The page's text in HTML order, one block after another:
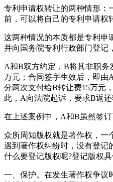
专利申请权转让的两种情形：
前，可以将自己的专利申请权
这两种情况的本质都是专利申
并向国务院专利行政部门登记
A和B双方约定，B将其非职务
万元；合同签字生效后，即由
分两次支付给B转让费15万元
此，A向法院起诉，要求B返
在上述案例中，A和B虽然签
众所周知版权就是著作权，一
遇到著作权纠纷时，没有登记
什么要登记版权呢?登记版权
一、保护。在发生著作权争议